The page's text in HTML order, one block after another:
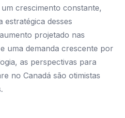
crescimento constante,
estratégica desses
projetado nas
uma demanda crescente por
as perspectivas para
no Canadá são otimistas